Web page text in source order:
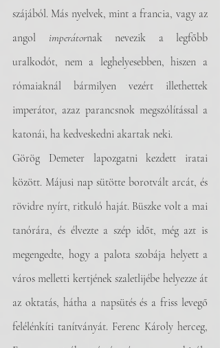
szájából. Más nyelvek, mint a francia, vagy az
angol imperátornak nevezik a legfőbb
uralkodót, nem a leghelyesebben, hiszen a
rómaiaknál bármilyen vezért illethettek
imperátor, azaz parancsnok megszólítással a
katonái, ha kedveskedni akartak neki.
Görög Demeter lapozgatni kezdett iratai
között. Májusi nap sütötte borotvált arcát, és
rövidre nyírt, ritkuló haját. Büszke volt a mai
tanórára, és élvezte a szép időt, még azt is
megengedte, hogy a palota szobája helyett a
város melletti kertjének szaletlijébe helyezze át
az oktatás, hátha a napsütés és a friss levegő
felélénkíti tanítványát. Ferenc Károly herceg,